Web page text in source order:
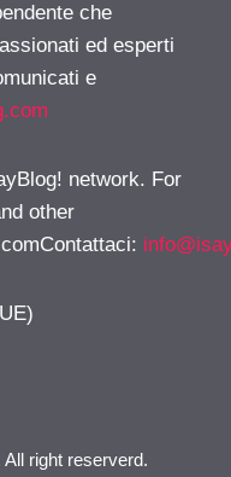
che
ed esperti
e
network. For
other
:
right reserverd.